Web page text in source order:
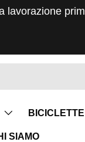
lavorazione
SIAMO